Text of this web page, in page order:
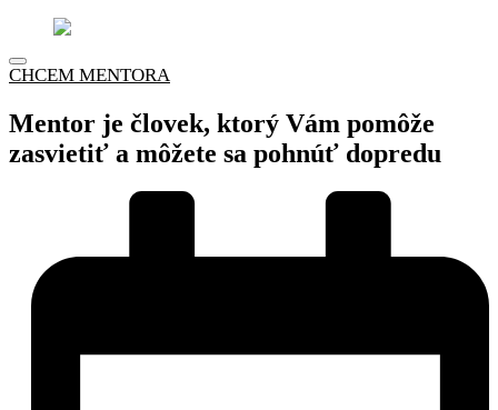
CHCEM MENTORA
Mentor je človek, ktorý Vám pomôže
zasvietiť a môžete sa pohnúť dopredu